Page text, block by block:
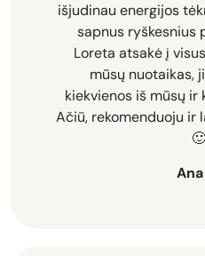
išjudinau energijos
sapnus ryškesnius
Loreta atsakė į
mūsų nuotaikas,
kiekvienos iš mūsų
Ačiū, rekomenduoju ir
🙂